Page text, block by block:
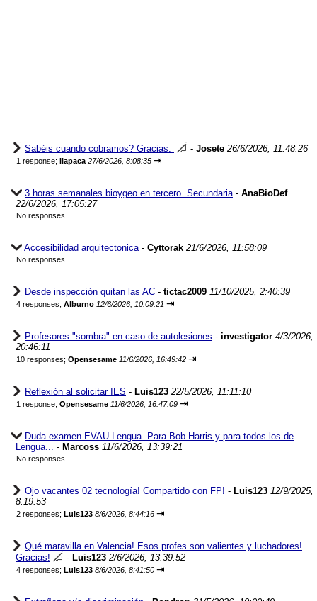
Sabéis cuando cobramos? Gracias. - Josete 26/6/2026, 11:48:26
1 response; ilapaca 27/6/2026, 8:08:35 ⇥
3 horas semanales bioygeo en tercero. Secundaria- AnaBioDef
22/6/2026, 17:05:27
No responses
Accesibilidad arquitectonica- Cyttorak 21/6/2026, 11:58:09
No responses
Desde inspección quitan las AC - tictac2009 11/10/2025, 2:40:39
4 responses; Alburno 12/6/2026, 10:09:21 ⇥
Profesores "sombra" en caso de autolesiones - investigator 4/3/2026,
20:46:11
10 responses; Opensesame 11/6/2026, 16:49:42 ⇥
Reflexión al solicitar IES - Luis123 22/5/2026, 11:11:10
1 response; Opensesame 11/6/2026, 16:47:09 ⇥
Duda examen EVAU Lengua. Para Bob Harris y para todos los de
Lengua... - Marcoss 11/6/2026, 13:39:21
No responses
Ojo vacantes 02 tecnología! Compartido con FP! - Luis123 12/9/2025,
8:19:53
2 responses; Luis123 8/6/2026, 8:44:16 ⇥
Qué maravilla en Valencia! Esos profes son valientes y luchadores!
Gracias!
- Luis123 2/6/2026, 13:39:52
4 responses; Luis123 8/6/2026, 8:41:50 ⇥